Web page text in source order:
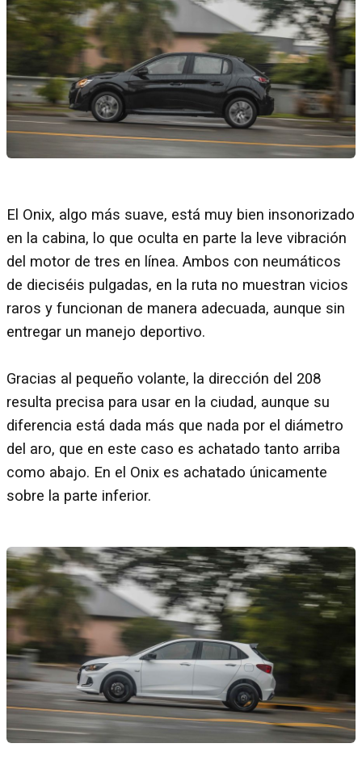
El Onix, algo más suave, está muy bien insonorizado
en la cabina, lo que oculta en parte la leve vibración
del motor de tres en línea. Ambos con neumáticos
de dieciséis pulgadas, en la ruta no muestran vicios
raros y funcionan de manera adecuada, aunque sin
entregar un manejo deportivo.
Gracias al pequeño volante, la dirección del 208
resulta precisa para usar en la ciudad, aunque su
diferencia está dada más que nada por el diámetro
del aro, que en este caso es achatado tanto arriba
como abajo. En el Onix es achatado únicamente
sobre la parte inferior.